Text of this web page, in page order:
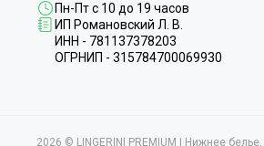
Пн-Пт с 10 до 19 часов
ИП Романовский Л. В.
ИНН - 781137378203
ОГРНИП - 315784700069930
2026 © LINGERINI PREMIUM | Нижнее